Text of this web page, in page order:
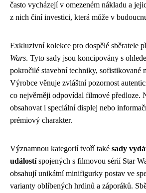
často vycházejí v omezeném nákladu a
z nich činí investici, která může v
Exkluzivní kolekce pro dospělé sběratele
Wars. Tyto sady jsou koncipovány s
pokročilé stavební techniky, sofistikované
Výrobce věnuje zvláštní pozornost
co nejvěrněji odpovídal filmové předloze.
obsahovat i speciální displej nebo
prémiový charakter.
Významnou kategorií tvoří také sady
událostíspojených s filmovou sérií Star
obsahují unikátní minifigurky postav ve
varianty oblíbených hrdinů a záporáků.